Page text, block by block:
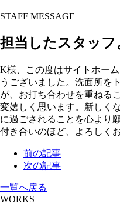
STAFF MESSAGE
担当したスタッフ
K様、この度はサイトホー
うございました。洗面所を
が、お打ち合わせを重ねる
変嬉しく思います。新しく
に過ごされることを心より
付き合いのほど、よろしく
前の記事
次の記事
一覧へ戻る
WORKS